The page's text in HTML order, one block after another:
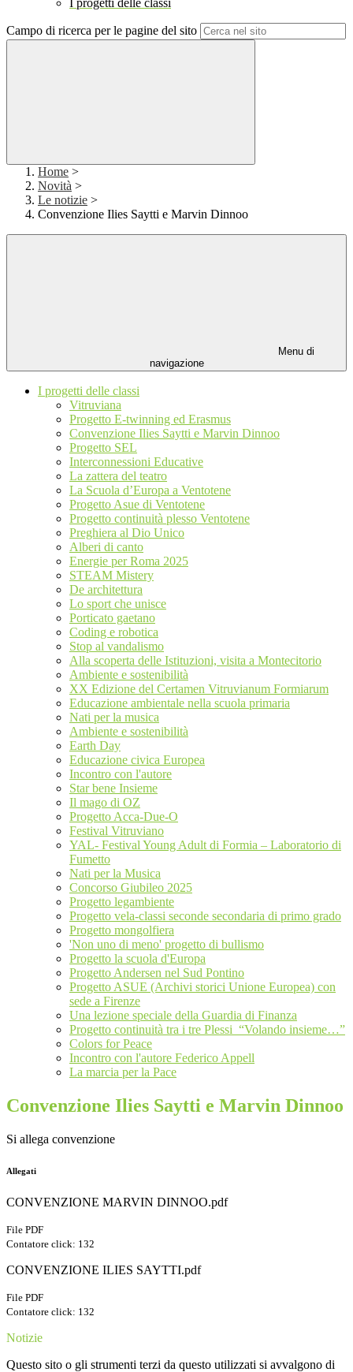
I progetti delle classi
Campo di ricerca per le pagine del sito
Home >
Novità >
Le notizie >
Convenzione Ilies Saytti e Marvin Dinnoo
Menu di
navigazione
I progetti delle classi
Vitruviana
Progetto E-twinning ed Erasmus
Convenzione Ilies Saytti e Marvin Dinnoo
Progetto SEL
Interconnessioni Educative
La zattera del teatro
La Scuola d’Europa a Ventotene
Progetto Asue di Ventotene
Progetto continuità plesso Ventotene
Preghiera al Dio Unico
Alberi di canto
Energie per Roma 2025
STEAM Mistery
De architettura
Lo sport che unisce
Porticato gaetano
Coding e robotica
Stop al vandalismo
Alla scoperta delle Istituzioni, visita a Montecitorio
Ambiente e sostenibilità
XX Edizione del Certamen Vitruvianum Formiarum
Educazione ambientale nella scuola primaria
Nati per la musica
Ambiente e sostenibilità
Earth Day
Educazione civica Europea
Incontro con l'autore
Star bene Insieme
Il mago di OZ
Progetto Acca-Due-O
Festival Vitruviano
YAL- Festival Young Adult di Formia – Laboratorio di
Fumetto
Nati per la Musica
Concorso Giubileo 2025
Progetto legambiente
Progetto vela-classi seconde secondaria di primo grado
Progetto mongolfiera
'Non uno di meno' progetto di bullismo
Progetto la scuola d'Europa
Progetto Andersen nel Sud Pontino
Progetto ASUE (Archivi storici Unione Europea) con
sede a Firenze
Una lezione speciale della Guardia di Finanza
Progetto continuità tra i tre Plessi “Volando insieme…”
Colors for Peace
Incontro con l'autore Federico Appell
La marcia per la Pace
Convenzione Ilies Saytti e Marvin Dinnoo
Si allega convenzione
Allegati
CONVENZIONE MARVIN DINNOO.pdf
File PDF
Contatore click: 132
CONVENZIONE ILIES SAYTTI.pdf
File PDF
Contatore click: 132
Notizie
Questo sito o gli strumenti terzi da questo utilizzati si avvalgono di